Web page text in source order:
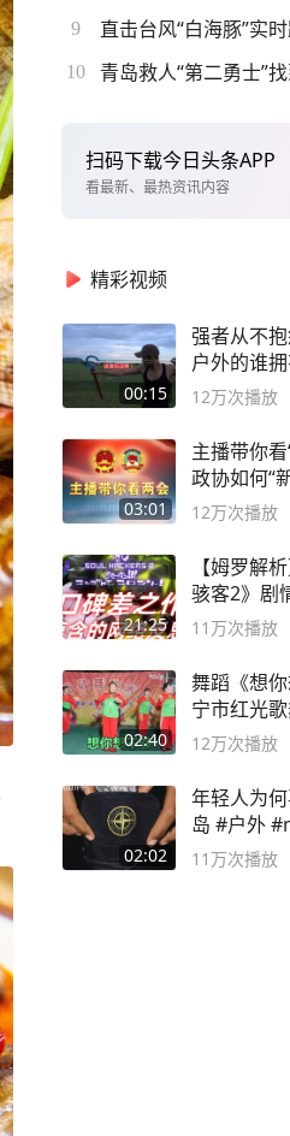
9 直击台风“白海豚”实
10 青岛救人“第二勇士”
扫码下载今日头条APP
看最新、最热资讯内容
精彩视频
00:15
强者从不
户外的谁
弓#户外
12万次播放
03:01
主播带你看“
政协如何“
12万次播放
21:25
【姆罗解
骇客2》剧
11万次播放
02:40
舞蹈《想
宁市红光
舞蹈队。
12万次播放
02:02
年轻人为
岛 #户外
球流氓
11万次播放